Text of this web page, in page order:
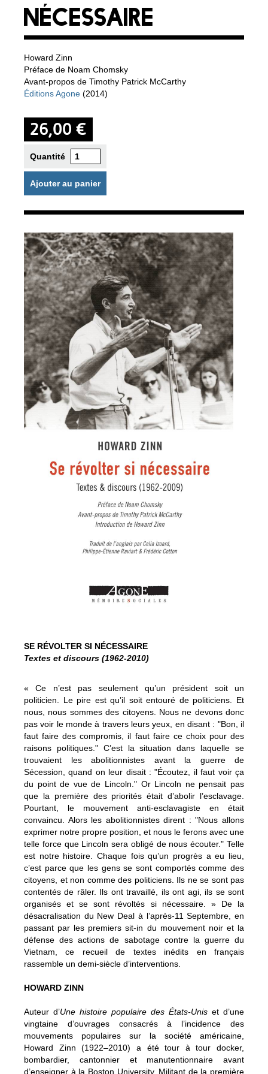
NÉCESSAIRE
Howard Zinn
Préface de Noam Chomsky
Avant-propos de Timothy Patrick McCarthy
Éditions Agone (2014)
26,00 €
Quantité
Ajouter au panier
SE RÉVOLTER SI NÉCESSAIRE
Textes et discours (1962-2010)
« Ce n’est pas seulement qu’un président soit un
politicien. Le pire est qu’il soit entouré de politiciens. Et
nous, nous sommes des citoyens. Nous ne devons donc
pas voir le monde à travers leurs yeux, en disant : "Bon, il
faut faire des compromis, il faut faire ce choix pour des
raisons politiques." C’est la situation dans laquelle se
trouvaient les abolitionnistes avant la guerre de
Sécession, quand on leur disait : "Écoutez, il faut voir ça
du point de vue de Lincoln." Or Lincoln ne pensait pas
que la première des priorités était d’abolir l’esclavage.
Pourtant, le mouvement anti-esclavagiste en était
convaincu. Alors les abolitionnistes dirent : "Nous allons
exprimer notre propre position, et nous le ferons avec une
telle force que Lincoln sera obligé de nous écouter." Telle
est notre histoire. Chaque fois qu’un progrès a eu lieu,
c’est parce que les gens se sont comportés comme des
citoyens, et non comme des politiciens. Ils ne se sont pas
contentés de râler. Ils ont travaillé, ils ont agi, ils se sont
organisés et se sont révoltés si nécessaire. » De la
désacralisation du New Deal à l’après-11 Septembre, en
passant par les premiers sit-in du mouvement noir et la
défense des actions de sabotage contre la guerre du
Vietnam, ce recueil de textes inédits en français
rassemble un demi-siècle d’interventions.
HOWARD ZINN
Auteur d’Une histoire populaire des États-Unis et d’une
vingtaine d’ouvrages consacrés à l’incidence des
mouvements populaires sur la société américaine,
Howard Zinn (1922–2010) a été tour à tour docker,
bombardier, cantonnier et manutentionnaire avant
d’enseigner à la Boston University. Militant de la première